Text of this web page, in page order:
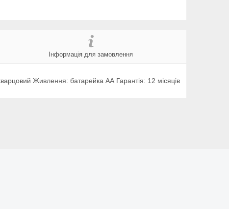
Інформація для замовлення
Живлення: батарейка АА Гарантія: 12 місяців